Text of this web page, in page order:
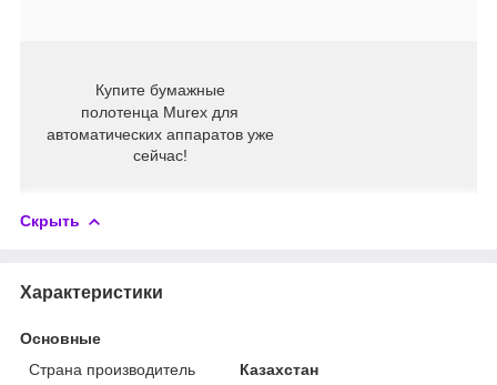
Купите бумажные
полотенца Murex для
автоматических аппаратовуже
сейчас!
Скрыть
Характеристики
Основные
Страна производитель
Казахстан